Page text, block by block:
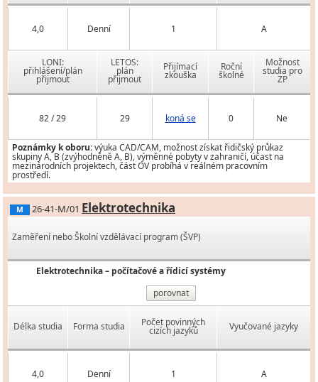
4,0 Denní 1 A
LONI:
přihlášení/plán
přijmout
LETOS:
plán
přijmout
Přijímací
zkouška
Roční
školné
Možnost
studia pro
ZP
82 / 29 29 koná se 0 Ne
Poznámky k oboru:výuka CAD/CAM, možnost získat řidičský průkaz
skupiny A, B (zvýhodněně A, B), výměnné pobyty v zahraničí, účast na
mezinárodních projektech, část OV probíhá v reálném pracovním
prostředí.
M 26-41-M/01 Elektrotechnika
Zaměření nebo Školní vzdělávací program (ŠVP)
Elektrotechnika – počítačové a řídicí systémy
porovnat
Délka studia Forma studia Počet povinných
cizích jazyků Vyučované jazyky
4,0 Denní 1 A